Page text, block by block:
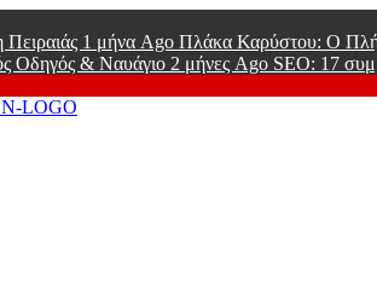
1 μήνα Ago Πλάκα Καρύστου: Ο
Οδηγός & Ναυάγιο 2 μήνες Ago SEO: 17
για Aνδρες